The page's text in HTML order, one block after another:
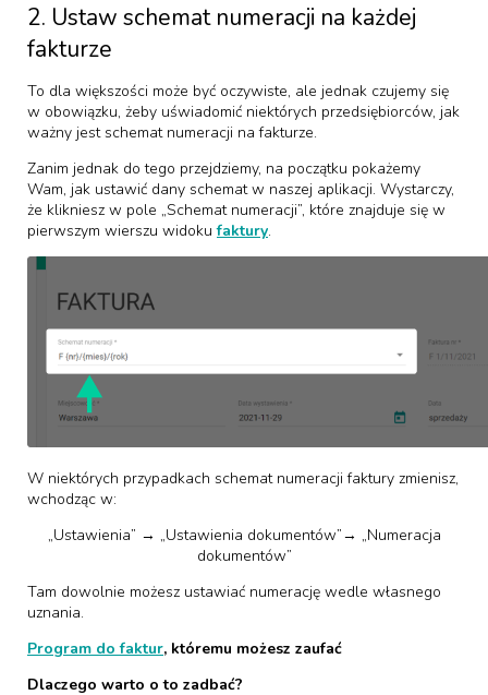
2. Ustaw schemat numeracji na każdej
fakturze
To dla większości może być oczywiste, ale jednak czujemy się
w obowiązku, żeby uświadomić niektórych przedsiębiorców, jak
ważny jest schemat numeracji na fakturze.
Zanim jednak do tego przejdziemy, na początku pokażemy
Wam, jak ustawić dany schemat w naszej aplikacji. Wystarczy,
że klikniesz w pole „Schemat numeracji”, które znajduje się w
pierwszym wierszu widokufaktury.
W niektórych przypadkach schemat numeracji faktury zmienisz,
wchodząc w:
„Ustawienia” → „Ustawienia dokumentów”→ „Numeracja
dokumentów”
Tam dowolnie możesz ustawiać numerację wedle własnego
uznania.
Program do faktur, któremu możesz zaufać
Dlaczego warto o to zadbać?